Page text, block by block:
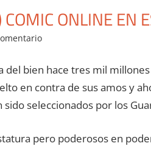
ONLINE EN
bien hace tres mil
en contra de sus amos y
sido seleccionados por los
pero poderosos en